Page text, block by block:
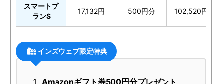
スマートプ
ランS
17,132円 500円分 102,520円
インズウェブ限定特典
Amazonギフト券500円分プレゼント